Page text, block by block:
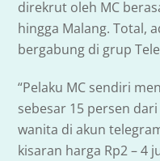
direkrut oleh MC
hingga Malang. Total,
bergabung di grup
“Pelaku MC sendiri
sebesar 15 persen
wanita di akun
kisaran harga Rp2 – 4